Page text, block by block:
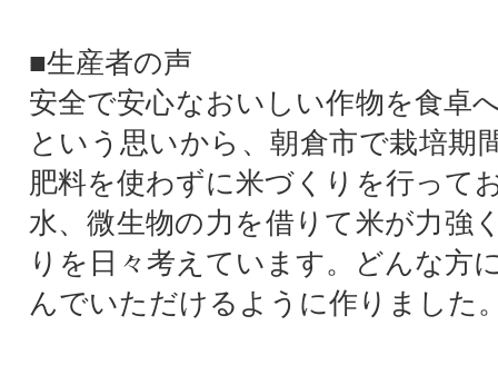
■生産者の声
安全で安心なおいしい作物を食卓
という思いから、朝倉市で栽培期
肥料を使わずに米づくりを行って
水、微生物の力を借りて米が力強
りを日々考えています。どんな方
んでいただけるように作りました